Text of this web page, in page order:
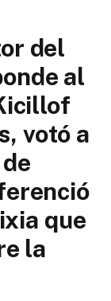
del
al
votó a
que
la